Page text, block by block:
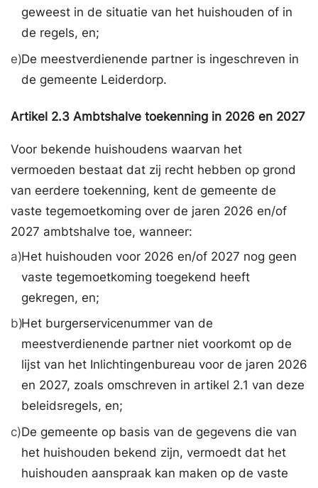
geweest in de situatie van het huishouden of in
de regels, en;
e)De meestverdienende partner is ingeschreven in
de gemeente Leiderdorp.
Artikel 2.3 Ambtshalve toekenning in 2026 en 2027
Voor bekende huishoudens waarvan het
vermoeden bestaat dat zij recht hebben op grond
van eerdere toekenning, kent de gemeente de
vaste tegemoetkoming over de jaren 2026 en/of
2027 ambtshalve toe, wanneer:
a)Het huishouden voor 2026 en/of 2027 nog geen
vaste tegemoetkoming toegekend heeft
gekregen, en;
b)Het burgerservicenummer van de
meestverdienende partner niet voorkomt op de
lijst van het Inlichtingenbureau voor de jaren 2026
en 2027, zoals omschreven in artikel 2.1 van deze
beleidsregels, en;
c)De gemeente op basis van de gegevens die van
het huishouden bekend zijn, vermoedt dat het
huishouden aanspraak kan maken op de vaste